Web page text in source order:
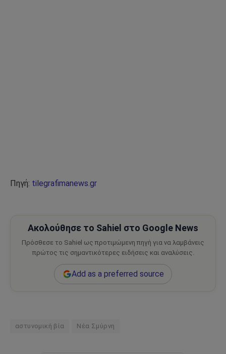
Πηγή: tilegrafimanews.gr
Ακολούθησε το Sahiel στο Google News
Πρόσθεσε το Sahiel ως προτιμώμενη πηγή για να λαμβάνεις
πρώτος τις σημαντικότερες ειδήσεις και αναλύσεις.
Add as a preferred source
αστυνομική βία Νέα Σμύρνη